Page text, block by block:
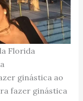
Florida
ginástica ao
fazer ginástica